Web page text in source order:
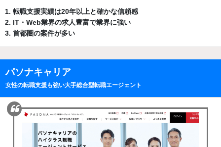
転職支援実績は20年以上と確かな信頼感
IT・Web業界の求人豊富で業界に強い
首都圏の案件が多い
パソナキャリア
女性の転職支援も強い大手総合型転職エージェント